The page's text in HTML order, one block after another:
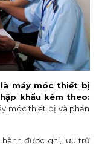
máy móc thiết bị
khẩu kèm theo:
móc thiết bị và phần
hành được ghi, lưu trữ